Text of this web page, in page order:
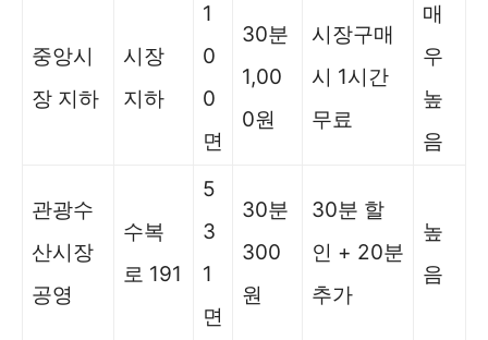
중앙시
장 지하
시장
지하
1
0
0
면
30분
1,00
0원
시장구매
시 1시간
무료
매
우
높
음
관광수
산시장
공영
수복
로 191
5
3
1
면
30분
300
원
30분 할
인 + 20분
추가
높
음